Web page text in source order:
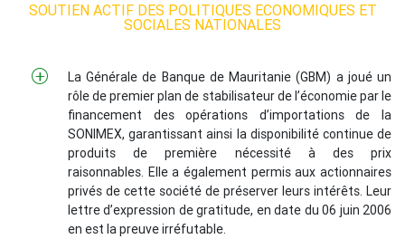
SOUTIEN ACTIF DES POLITIQUES ECONOMIQUES ET
SOCIALES NATIONALES
La Générale de Banque de Mauritanie (GBM) a joué un
rôle de premier plan de stabilisateur de l’économie par le
financement des opérations d’importations de la
SONIMEX, garantissant ainsi la disponibilité continue de
produits de première nécessité à des prix
raisonnables. Elle a également permis aux actionnaires
privés de cette société de préserver leurs intérêts. Leur
lettre d’expression de gratitude, en date du 06 juin 2006
en est la preuve irréfutable.